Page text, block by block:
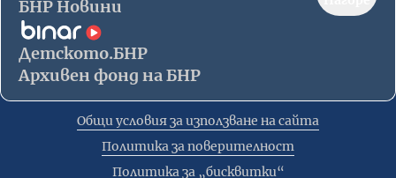
БНР Новини
Детското.БНР
Архивен фонд на БНР
Общи условия за използване на сайта
Политика за поверителност
Политика за „бисквитки“